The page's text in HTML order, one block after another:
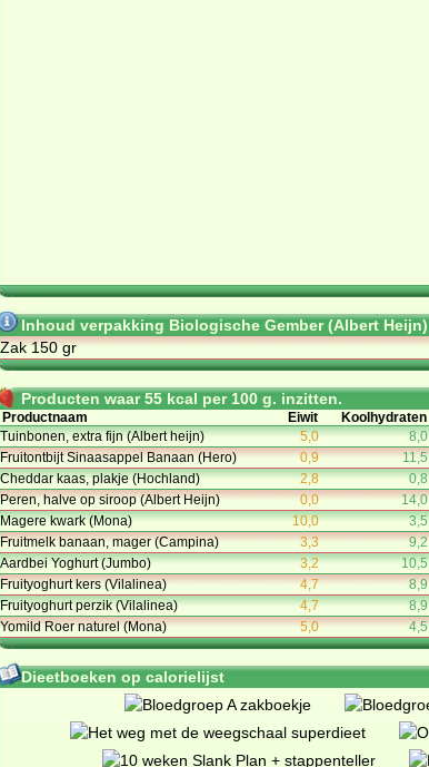
Inhoud verpakking Biologische Gember (Albert Heijn)
Zak 150 gr
Producten waar 55 kcal per 100 g. inzitten.
Productnaam Eiwit Koolhydraten
Tuinbonen, extra fijn (Albert heijn)
5,0 8,0
Fruitontbijt Sinaasappel Banaan (Hero)
0,9 11,5
Cheddar kaas, plakje (Hochland)
2,8 0,8
Peren, halve op siroop (Albert Heijn)
0,0 14,0
Magere kwark (Mona)
10,0 3,5
Fruitmelk banaan, mager (Campina)
3,3 9,2
Aardbei Yoghurt (Jumbo)
3,2 10,5
Fruityoghurt kers (Vilalinea)
4,7 8,9
Fruityoghurt perzik (Vilalinea)
4,7 8,9
Yomild Roer naturel (Mona)
5,0 4,5
Dieetboeken op calorielijst